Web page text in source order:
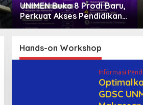
UNIMEN Buka 8 Prodi Baru,
Perkuat Akses Pendidikan
Tinggi dan Daya Saing
Hands-on Workshop
Informasi
GDSC